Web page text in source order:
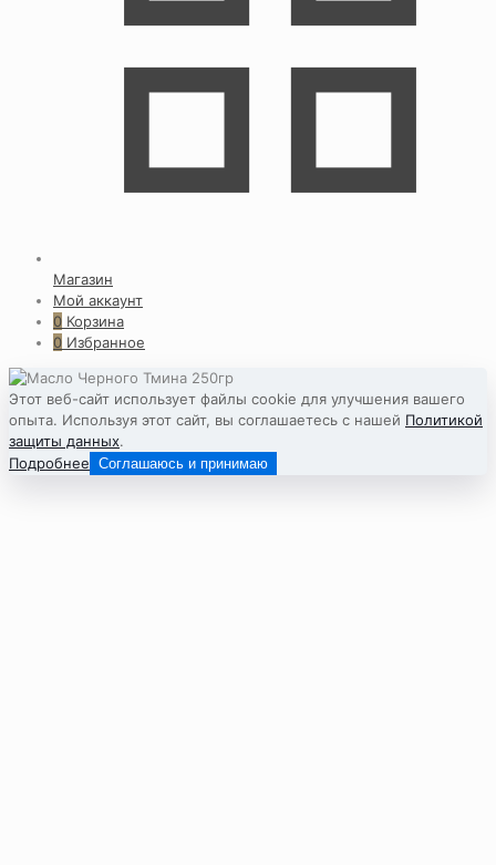
Магазин
Мой аккаунт
0 Корзина
0 Избранное
Этот веб-сайт использует файлы cookie для улучшения вашего
опыта. Используя этот сайт, вы соглашаетесь с нашей Политикой
защиты данных.
Подробнее Соглашаюсь и принимаю